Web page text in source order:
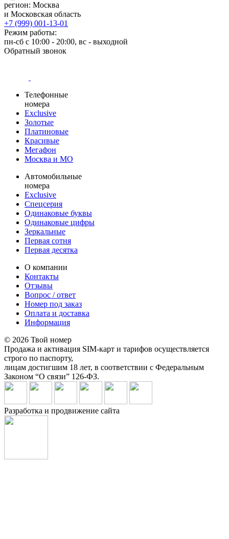
регион: Москва
и Московская область
+7 (999) 001-13-01
Режим работы:
пн-сб с 10:00 - 20:00, вс - выходной
Обратный звонок
Телефонные
номера
Exclusive
Золотые
Платиновые
Красивые
Мегафон
Москва и МО
Автомобильные
номера
Exclusive
Спецсерия
Одинаковые буквы
Одинаковые цифры
Зеркальные
Первая сотня
Первая десятка
О компании
Контакты
Отзывы
Вопрос / ответ
Номер под заказ
Оплата и доставка
Информация
© 2026 Твой номер
Продажа и активация SIM-карт и тарифов осуществляется
строго по паспорту,
лицам достигшим 18 лет, в соответствии с Федеральным
Законом “О связи” 126-ФЗ.
Разработка и продвижение сайта